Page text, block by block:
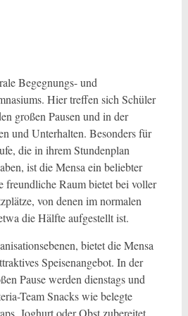
Begegnungs- und
Hier treffen sich Schüler
großen Pausen und in der
und Unterhalten. Besonders für
die in ihrem Stundenplan
ist die Mensa ein beliebter
Raum bietet bei voller
von denen im normalen
die Hälfte aufgestellt ist.
bietet die Mensa
Speisenangebot. In der
Pause werden dienstags und
Team Snacks wie belegte
Joghurt oder Obst zubereitet